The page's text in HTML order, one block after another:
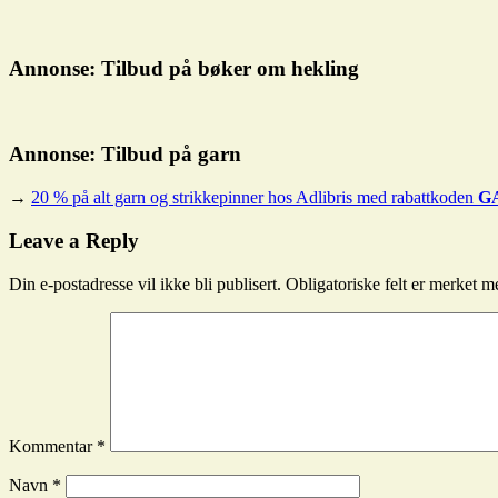
Annonse: Tilbud på bøker om hekling
Annonse: Tilbud på garn
→ 20 % på alt garn og strikkepinner hos Adlibris med rabattkoden
oppskrift
Leave a Reply
Din e-postadresse vil ikke bli publisert. Obligatoriske felt er merket
Kommentar *
Navn *